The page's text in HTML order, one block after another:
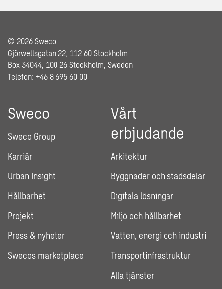
© 2026 Sweco
Gjörwellsgatan 22, 112 60 Stockholm
Box 34044, 100 26 Stockholm, Sweden
Telefon: +46 8 695 60 00
Sweco
Sweco Group
Karriär
Urban Insight
Hållbarhet
Projekt
Press & nyheter
Swecos marketplace
Vårt
erbjudande
Arkitektur
Byggnader och stadsdelar
Digitala lösningar
Miljö och hållbarhet
Vatten, energi och industri
Transportinfrastruktur
Alla tjänster